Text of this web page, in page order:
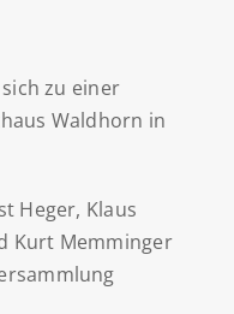
zu einer
Waldhorn in
Heger, Klaus
Kurt Memminger